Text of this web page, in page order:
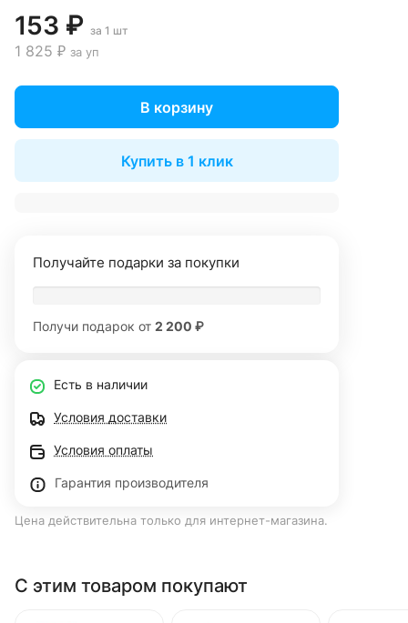
153 ₽ за 1 шт
1 825 ₽ за уп
В корзину
Купить в 1 клик
Получайте подарки за покупки
Получи подарок от 2 200 ₽
Есть в наличии
Условия доставки
Условия оплаты
Гарантия производителя
Цена действительна только для интернет-магазина.
С этим товаром покупают